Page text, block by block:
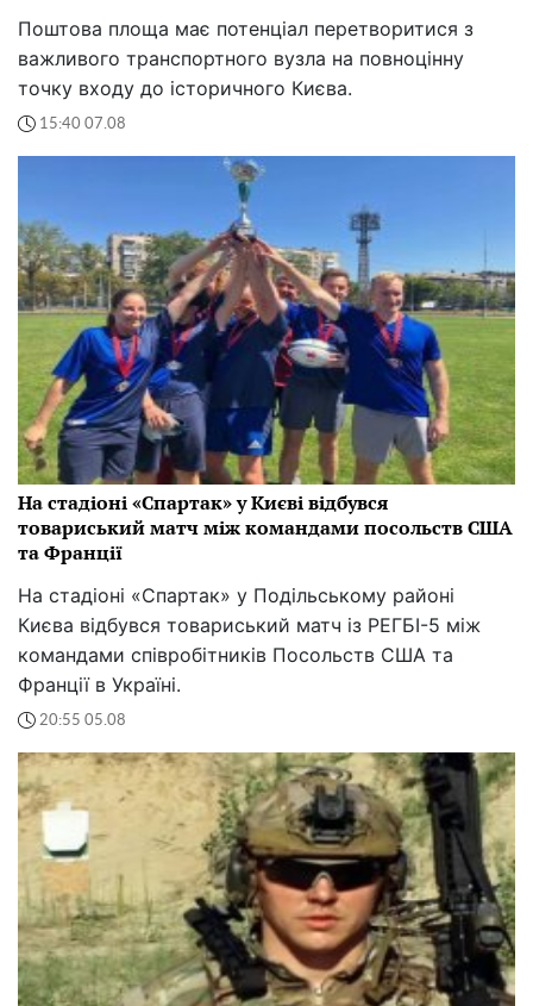
Поштова площа має потенціал перетворитися з
важливого транспортного вузла на повноцінну
точку входу до історичного Києва.
15:40 07.08
На стадіоні «Спартак» у Києві відбувся
товариський матч між командами посольств США
та Франції
На стадіоні «Спартак» у Подільському районі
Києва відбувся товариський матч із РЕГБІ-5 між
командами співробітників Посольств США та
Франції в Україні.
20:55 05.08